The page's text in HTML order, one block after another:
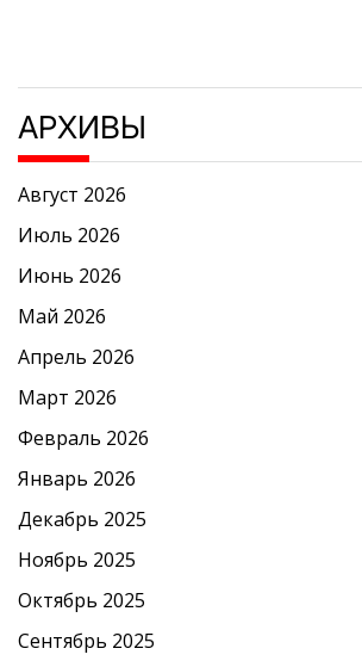
АРХИВЫ
Август 2026
Июль 2026
Июнь 2026
Май 2026
Апрель 2026
Март 2026
Февраль 2026
Январь 2026
Декабрь 2025
Ноябрь 2025
Октябрь 2025
Сентябрь 2025